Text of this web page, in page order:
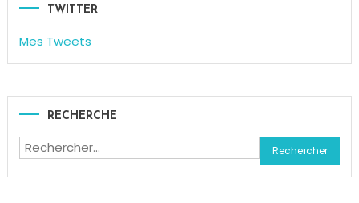
Pâques
,
Shoko
Bon,
TWITTER
Mes Tweets
RECHERCHE
Rechercher :